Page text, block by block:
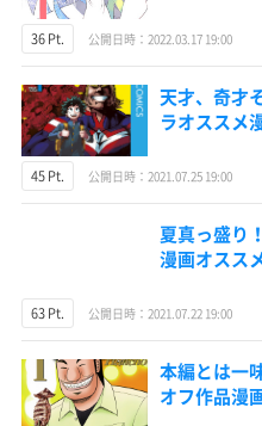
36 Pt. 公開日時：2022.03.17 19:00
天才、奇才
ラオススメ
45 Pt. 公開日時：2021.07.25 19:00
夏真っ盛り
漫画オスス
63 Pt. 公開日時：2021.07.22 19:00
本編とは一
オフ作品漫